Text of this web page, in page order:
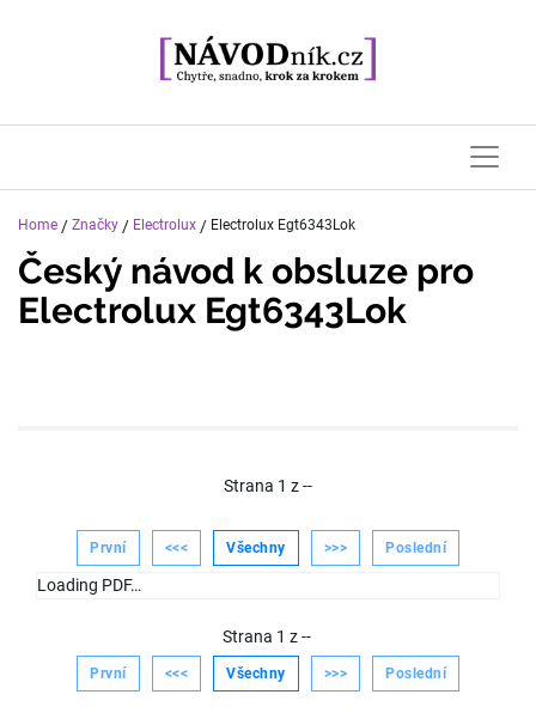
Home / Značky / Electrolux / Electrolux Egt6343Lok
Český návod k obsluze pro
Electrolux Egt6343Lok
Strana 1 z--
První <<< Všechny >>> Poslední
Loading PDF…
Strana 1 z--
První <<< Všechny >>> Poslední